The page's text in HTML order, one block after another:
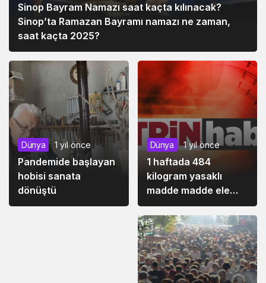
Sinop Bayram Namazı saat kaçta kılınacak?
Sinop’ta Ramazan Bayramı namazı ne zaman,
saat kaçta 2025?
Dünya 1 yıl önce
Pandemide başlayan
hobisi sanata
dönüştü
Dünya 1 yıl önce
1 haftada 484
kilogram yasaklı
madde madde ele
geçirildi
Siyaset 1 yıl önce
Bazı illerin milletvekili
sayısı değişti